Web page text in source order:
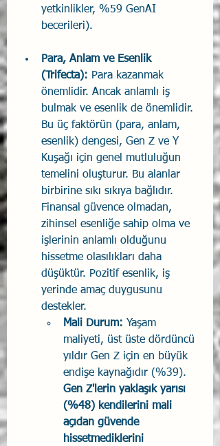
yetkinlikler, %59 GenAI
becerileri).
Para, Anlam ve Esenlik
(Trifecta): Para kazanmak
önemlidir. Ancak anlamlı iş
bulmak ve esenlik de önemlidir.
Bu üç faktörün (para, anlam,
esenlik) dengesi, Gen Z ve Y
Kuşağı için genel mutluluğun
temelini oluşturur. Bu alanlar
birbirine sıkı sıkıya bağlıdır.
Finansal güvence olmadan,
zihinsel esenliğe sahip olma ve
işlerinin anlamlı olduğunu
hissetme olasılıkları daha
düşüktür. Pozitif esenlik, iş
yerinde amaç duygusunu
destekler.
Mali Durum: Yaşam
maliyeti, üst üste dördüncü
yıldır Gen Z için en büyük
endişe kaynağıdır (%39).
Gen Z'lerin yaklaşık yarısı
(%48) kendilerini mali
açıdan güvende
hissetmediklerini